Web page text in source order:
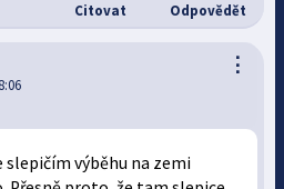
Citovat Odpovědět
⋮
slepičím výběhu na zemi